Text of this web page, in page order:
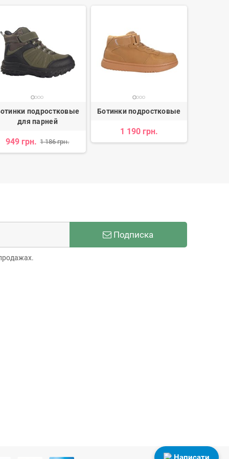
подростковые
для парней
949 грн. 1 186 грн.
Ботинки подростковые
1 190 грн.
Подписка